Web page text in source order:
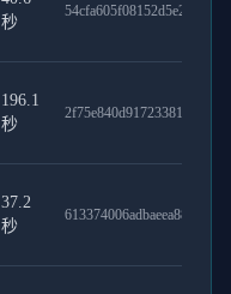
秒
54cfa605f08152d5e269
196.1
秒
2f75e840d917233812a1
37.2
秒
613374006adbaeea8854